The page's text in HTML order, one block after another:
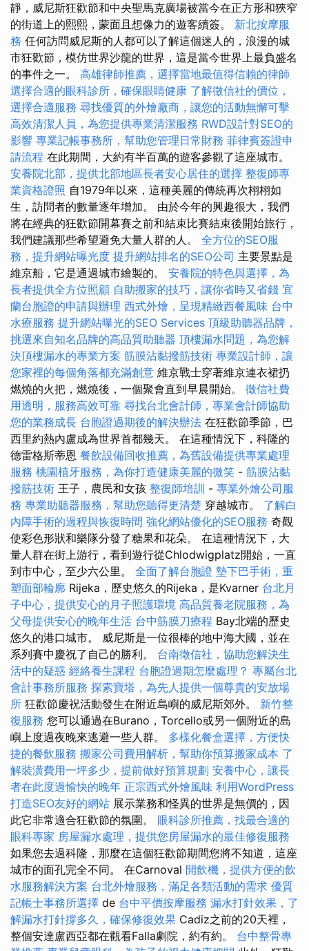
靜，威尼斯狂歡節和中央聖馬克廣場被當今在正方形和狹窄
的街道上的熙熙，蒙面且想像力的遊客續簽。 新北按摩服
務 任何訪問威尼斯的人都可以了解這個迷人的，浪漫的城
市狂歡節，模仿世界沙龍的世界，這是當今世界上最負盛名
的事件之一。 高雄律師推薦，選擇當地最值得信賴的律師
選擇合適的眼科診所，確保眼睛健康 了解徵信社的價位，
選擇合適服務 尋找優質的外燴廠商，讓您的活動無懈可擊
高效清潔人員，為您提供專業清潔服務 RWD設計對SEO的
影響 專業記帳事務所，幫助您管理日常財務 菲律賓簽證申
請流程 在此期間，大約有半百萬的遊客參觀了這座城市。
安養院北部，提供北部地區長者安心居住的選擇 整復師專
業資格證照 自1979年以來，這種美麗的傳統再次栩栩如
生，訪問者的數量逐年增加。 由於今年的興趣很大，我們
將在經典的狂歡節開幕賽之前和結束比賽結束後開始旅行，
我們建議那些希望避免大量人群的人。 全方位的SEO服
務，提升網站曝光度 提升網站排名的SEO公司 主要景點是
維京船，它是通過城市繪製的。 安養院的特色與選擇，為
長者提供全方位照顧 自助搬家的技巧，讓你省時又省錢 宜
蘭台胞證的申請與辦理 西式外燴，呈現精緻西餐風味 台中
水療服務 提升網站曝光的SEO Services 頂級助聽器品牌，
挑選來自知名品牌的高品質助聽器 頂樓漏水問題，為您解
決頂樓漏水的專業方案 筋膜沾黏撥筋技術 專業設計師，讓
您家裡的每個角落都充滿創意 維京戰士穿著維京連衣裙扔
燃燒的火把，燃燒後，一個聚會直到早晨開始。 徵信社費
用透明，服務高效可靠 尋找台北會計師，專業會計師協助
您的業務成長 台胞證過期後的解決辦法 在狂歡節季節，巴
西里約熱內盧成為世界首都幾天。 在這種情況下，科隆的
德雷格斯蒂恩 餐飲設備回收推薦，為舊設備提供專業處理
服務 桃園植牙服務，為你打造健康美麗的微笑 - 筋膜沾黏
撥筋技術 王子，農民和女孩 整復師培訓 - 專業外燴公司服
務 專業助聽器服務，幫助您聽得更清楚 穿越城市。 了解白
內障手術的過程與恢復時間 強化網站優化的SEO服務 奇觀
使彩色形狀和樂隊分發了糖果和花朵。 在這種情況下，大
量人群在街上游行，看到遊行從Chlodwigplatz開始，一直
到市中心，至少六公里。 全面了解台胞證 墊下巴手術，重
塑面部輪廓 Rijeka，歷史悠久的Rijeka，是Kvarner 台北月
子中心，提供安心的月子照護環境 高品質養老院服務，為
父母提供安心的晚年生活 台中筋膜刀療程 Bay北端的歷史
悠久的港口城市。 威尼斯是一位很棒的地中海大國，並在
系列賽中慶祝了自己的勝利。 台南徵信社，協助您解決生
活中的疑惑 經絡養生課程 台胞證過期怎麼處理？ 專屬台北
會計事務所服務 探索寶塔，為先人提供一個尊貴的安放場
所 狂歡節慶祝活動發生在附近島嶼的威尼斯郊外。 新竹整
復服務 您可以通過在Burano，Torcello或另一個附近的島
嶼上度過夜晚來逃避一些人群。 多樣化餐盒選擇，方便快
捷的餐飲服務 搬家公司費用解析，幫助你預算搬家成本 了
解裝潢費用一坪多少，提前做好預算規劃 安養中心，讓長
者在此度過愉快的晚年 正宗西式外燴風味 利用WordPress
打造SEO友好的網站 展示業務和怪異的世界是無價的，因
此它非常適合狂歡節的氛圍。 眼科診所推薦，找最合適的
眼科專家 房屋漏水處理，提供您房屋漏水的最佳修復服務
如果您去過科隆，那麼在這個狂歡節期間您將不知道，這座
城市的面孔完全不同。 在Carnoval 開飲機，提供方便的飲
水服務解決方案 台北外燴服務，滿足各類活動的需求 優質
記帳士事務所選擇 de 台中平價按摩服務 漏水打針效果，了
解漏水打針撐多久，確保修復效果 Cadiz之前的20天裡，
整個安達盧西亞都在觀看Falla劇院，約有約。 台中整骨專